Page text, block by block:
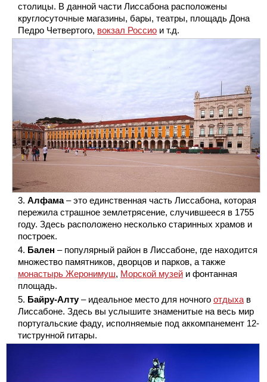
столицы. В данной части Лиссабона расположены
круглосуточные магазины, бары, театры, площадь Дона
Педро Четвертого, вокзал Россио и т.д.
Алфама– это единственная часть Лиссабона, которая
пережила страшное землетрясение, случившееся в 1755
году. Здесь расположено несколько старинных храмов и
построек.
Бален – популярный район в Лиссабоне, где находится
множество памятников, дворцов и парков, а также
монастырь Жеронимуш, Морской музей и фонтанная
площадь.
Байру-Алту– идеальное место для ночного отдыха в
Лиссабоне. Здесь вы услышите знаменитые на весь мир
португальские фаду, исполняемые под аккомпанемент 12-
тиструнной гитары.